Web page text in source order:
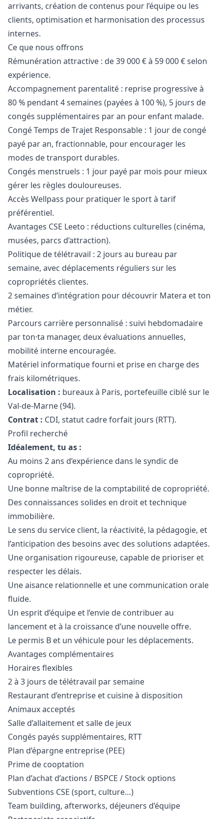
arrivants, création de contenus pour l’équipe ou les
clients, optimisation et harmonisation des processus
internes.
Ce que nous offrons
Rémunération attractive : de 39 000 € à 59 000 € selon
expérience.
Accompagnement parentalité : reprise progressive à
80 % pendant 4 semaines (payées à 100 %), 5 jours de
congés supplémentaires par an pour enfant malade.
Congé Temps de Trajet Responsable : 1 jour de congé
payé par an, fractionnable, pour encourager les
modes de transport durables.
Congés menstruels : 1 jour payé par mois pour mieux
gérer les règles douloureuses.
Accès Wellpass pour pratiquer le sport à tarif
préférentiel.
Avantages CSE Leeto : réductions culturelles (cinéma,
musées, parcs d’attraction).
Politique de télétravail : 2 jours au bureau par
semaine, avec déplacements réguliers sur les
copropriétés clientes.
2 semaines d’intégration pour découvrir Matera et ton
métier.
Parcours carrière personnalisé : suivi hebdomadaire
par ton·ta manager, deux évaluations annuelles,
mobilité interne encouragée.
Matériel informatique fourni et prise en charge des
frais kilométriques.
Localisation : bureaux à Paris, portefeuille ciblé sur le
Val-de-Marne (94).
Contrat : CDI, statut cadre forfait jours (RTT).
Profil recherché
Idéalement, tu as :
Au moins 2 ans d’expérience dans le syndic de
copropriété.
Une bonne maîtrise de la comptabilité de copropriété.
Des connaissances solides en droit et technique
immobilière.
Le sens du service client, la réactivité, la pédagogie, et
l’anticipation des besoins avec des solutions adaptées.
Une organisation rigoureuse, capable de prioriser et
respecter les délais.
Une aisance relationnelle et une communication orale
fluide.
Un esprit d’équipe et l’envie de contribuer au
lancement et à la croissance d’une nouvelle offre.
Le permis B et un véhicule pour les déplacements.
Avantages complémentaires
Horaires flexibles
2 à 3 jours de télétravail par semaine
Restaurant d’entreprise et cuisine à disposition
Animaux acceptés
Salle d’allaitement et salle de jeux
Congés payés supplémentaires, RTT
Plan d’épargne entreprise (PEE)
Prime de cooptation
Plan d’achat d’actions / BSPCE / Stock options
Subventions CSE (sport, culture…)
Team building, afterworks, déjeuners d’équipe